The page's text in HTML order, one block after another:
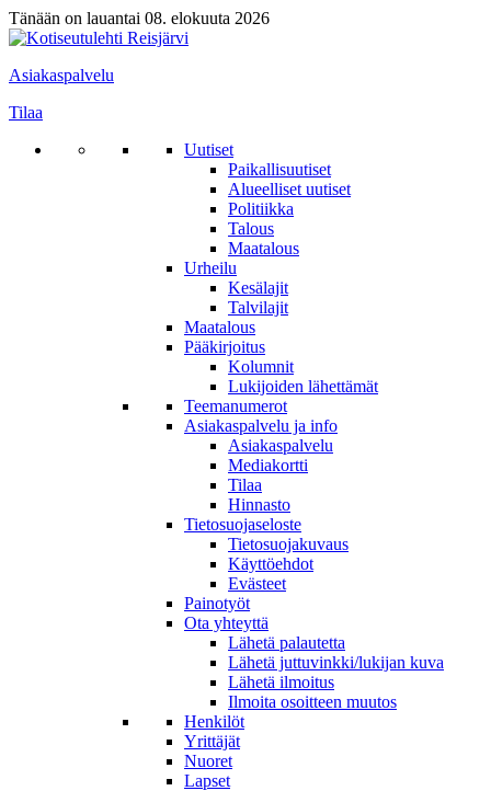
Tänään on lauantai 08. elokuuta 2026
Asiakaspalvelu
Tilaa
Uutiset
Paikallisuutiset
Alueelliset uutiset
Politiikka
Talous
Maatalous
Urheilu
Kesälajit
Talvilajit
Maatalous
Pääkirjoitus
Kolumnit
Lukijoiden lähettämät
Teemanumerot
Asiakaspalvelu ja info
Asiakaspalvelu
Mediakortti
Tilaa
Hinnasto
Tietosuojaseloste
Tietosuojakuvaus
Käyttöehdot
Evästeet
Painotyöt
Ota yhteyttä
Lähetä palautetta
Lähetä juttuvinkki/lukijan kuva
Lähetä ilmoitus
Ilmoita osoitteen muutos
Henkilöt
Yrittäjät
Nuoret
Lapset